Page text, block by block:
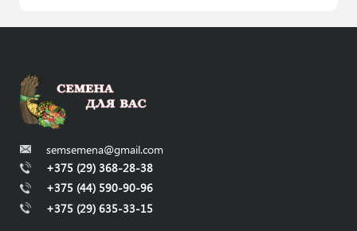
semsemena@gmail.com
+375 (29) 368-28-38
+375 (44) 590-90-96
+375 (29) 635-33-15